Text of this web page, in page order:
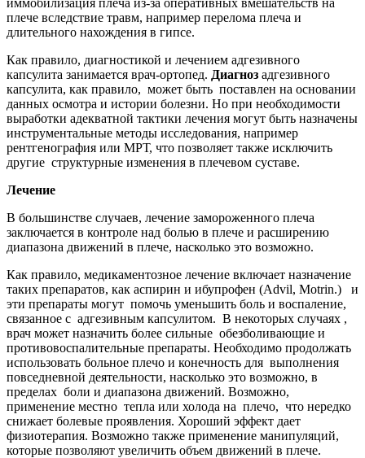
иммобилизация плеча из-за оперативных вмешательств на
плече вследствие травм, например перелома плеча и
длительного нахождения в гипсе.
Как правило, диагностикой и лечением адгезивного
капсулита занимается врач-ортопед. Диагноз адгезивного
капсулита, как правило, может быть поставлен на основании
данных осмотра и истории болезни. Но при необходимости
выработки адекватной тактики лечения могут быть назначены
инструментальные методы исследования, например
рентгенография или МРТ, что позволяет также исключить
другие структурные изменения в плечевом суставе.
Лечение
В большинстве случаев, лечение замороженного плеча
заключается в контроле над болью в плече и расширению
диапазона движений в плече, насколько это возможно.
Как правило, медикаментозное лечение включает назначение
таких препаратов, как аспирин и ибупрофен (Advil, Motrin.) и
эти препараты могут помочь уменьшить боль и воспаление,
связанное с адгезивным капсулитом. В некоторых случаях ,
врач может назначить более сильные обезболивающие и
противовоспалительные препараты. Необходимо продолжать
использовать больное плечо и конечность для выполнения
повседневной деятельности, насколько это возможно, в
пределах боли и диапазона движений. Возможно,
применение местно тепла или холода на плечо, что нередко
снижает болевые проявления. Хороший эффект дает
физиотерапия. Возможно также применение манипуляций,
которые позволяют увеличить объем движений в плече.